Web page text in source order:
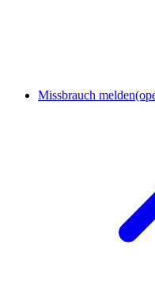
Missbrauch melden